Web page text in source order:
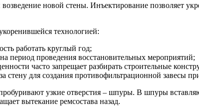
новой стены. Инъектирование позволяет
технологией:
работать круглый год;
период проведения восстановительных мероприятий;
часто запрещает разбирать строительные
стену для создания противофильтрационной завесы
узкие отверстия – шпуры. В шпуры
вытекание ремсостава назад.